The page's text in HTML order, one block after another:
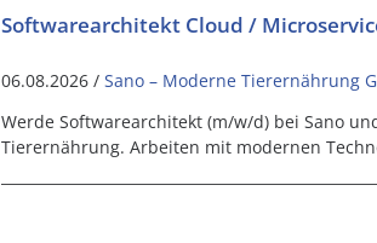
Softwarearchitekt Cloud /
06.08.2026 / Sano – Moderne Tierernährung
Werde Softwarearchitekt (m/w/d) bei Sano
Tierernährung. Arbeiten mit modernen